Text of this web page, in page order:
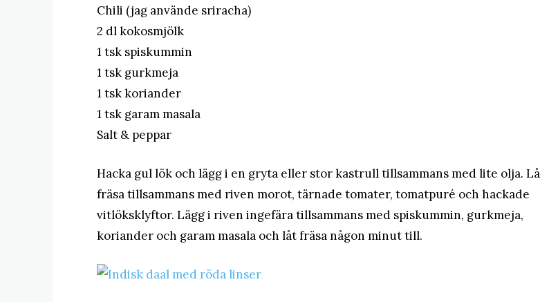
Chili (jag använde sriracha)
2 dl kokosmjölk
1 tsk spiskummin
1 tsk gurkmeja
1 tsk koriander
1 tsk garam masala
Salt & peppar
Hacka gul lök och lägg i en gryta eller stor kastrull tillsammans med lite olja.
fräsa tillsammans med riven morot, tärnade tomater, tomatpuré och hackade
vitlöksklyftor. Lägg i riven ingefära tillsammans med spiskummin, gurkmeja,
koriander och garam masala och låt fräsa någon minut till.